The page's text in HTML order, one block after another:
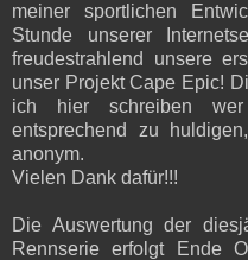
meiner sportlichen
Stunde unserer
freudestrahlend unsere
unser Projekt Cape Epic!
ich hier schreiben
entsprechend zu
anonym.
Vielen Dank dafür!!!
Die Auswertung der
Rennserie erfolgt Ende